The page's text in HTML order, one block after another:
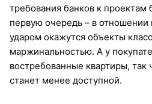
требования банков к проектам
первую очередь – в
ударом окажутся объекты
маржинальностью. А у
востребованные квартиры, так
станет менее доступной.